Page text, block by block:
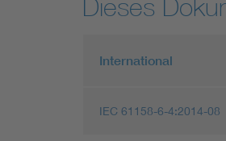
Dieses
International
IEC 61158-6-4:2014-08